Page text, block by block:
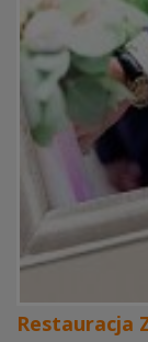
Restauracja